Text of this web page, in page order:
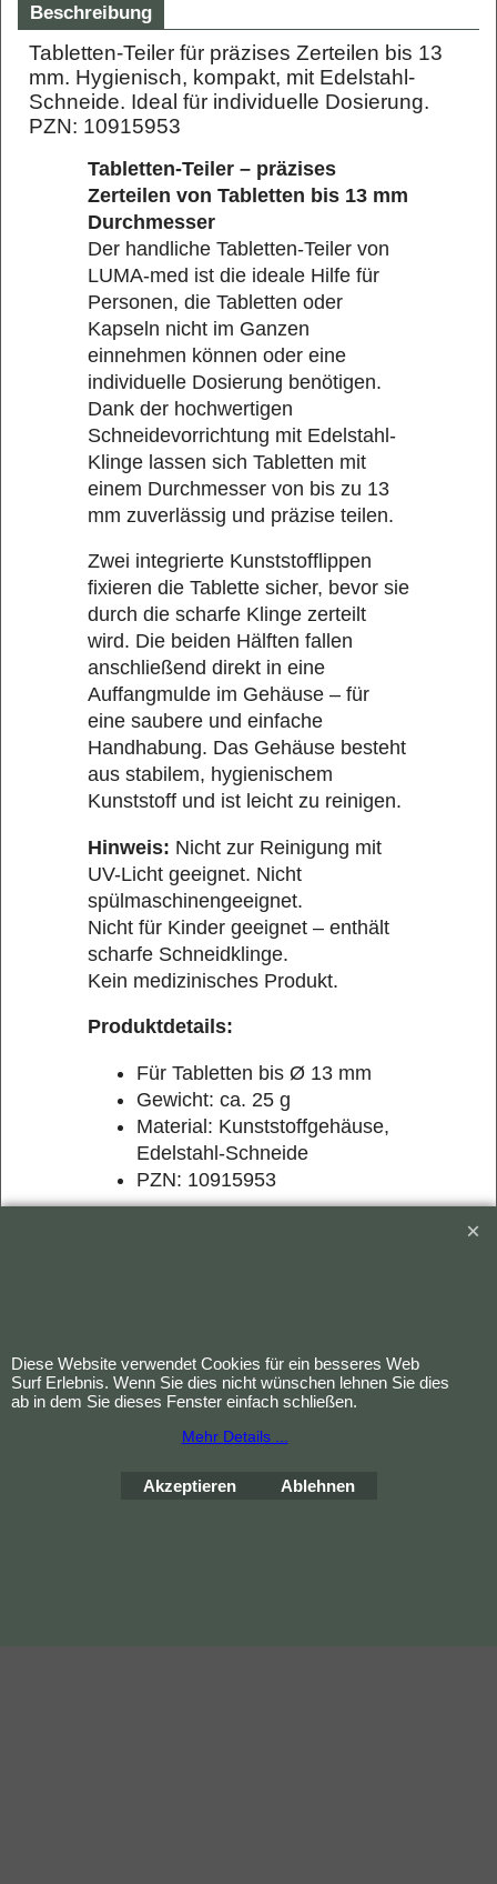
Beschreibung
Tabletten-Teiler für präzises Zerteilen bis 13
mm. Hygienisch, kompakt, mit Edelstahl-
Schneide. Ideal für individuelle Dosierung.
PZN: 10915953
Tabletten-Teiler – präzises
Zerteilen von Tabletten bis 13 mm
Durchmesser
Der handliche Tabletten-Teiler von
LUMA-med ist die ideale Hilfe für
Personen, die Tabletten oder
Kapseln nicht im Ganzen
einnehmen können oder eine
individuelle Dosierung benötigen.
Dank der hochwertigen
Schneidevorrichtung mit Edelstahl-
Klinge lassen sich Tabletten mit
einem Durchmesser von bis zu 13
mm zuverlässig und präzise teilen.
Zwei integrierte Kunststofflippen
fixieren die Tablette sicher, bevor sie
durch die scharfe Klinge zerteilt
wird. Die beiden Hälften fallen
anschließend direkt in eine
Auffangmulde im Gehäuse – für
eine saubere und einfache
Handhabung. Das Gehäuse besteht
aus stabilem, hygienischem
Kunststoff und ist leicht zu reinigen.
Hinweis: Nicht zur Reinigung mit
UV-Licht geeignet. Nicht
spülmaschinengeeignet.
Nicht für Kinder geeignet – enthält
scharfe Schneidklinge.
Kein medizinisches Produkt.
Produktdetails:
Für Tabletten bis Ø 13 mm
Gewicht: ca. 25 g
Material: Kunststoffgehäuse,
Edelstahl-Schneide
PZN: 10915953
Bestellung widerrufen
Diese Website verwendet Cookies für ein besseres Web
Surf Erlebnis. Wenn Sie dies nicht wünschen lehnen Sie dies
ab in dem Sie dieses Fenster einfach schließen.
Mehr Details ...
Akzeptieren Ablehnen